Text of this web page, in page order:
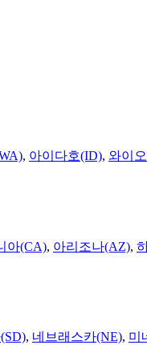
, 아이다호(ID), 와이
아(CA), 아리조나(AZ),
, 네브래스카(NE), 미